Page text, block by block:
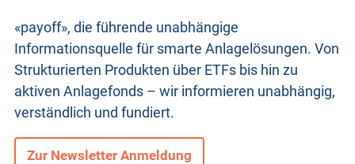
«payoff», die führende unabhängige
Informationsquelle für smarte Anlagelösungen. Von
Strukturierten Produkten über ETFs bis hin zu
aktiven Anlagefonds – wir informieren unabhängig,
verständlich und fundiert.
Zur Newsletter Anmeldung